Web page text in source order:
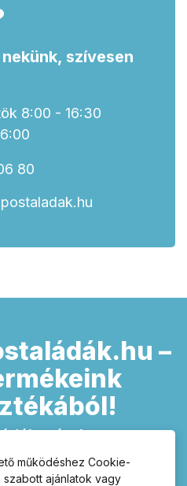
szívesen
8:00 - 16:30
80
–
zárak,
működéshez Cookie-
szabott ajánlatok vagy